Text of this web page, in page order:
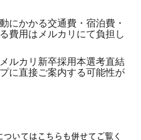
にかかる交通費・宿泊費・
費用はメルカリにて負担し
ルカリ新卒採用本選考直結
に直接ご案内する可能性が
いてはこちらも併せてご覧く